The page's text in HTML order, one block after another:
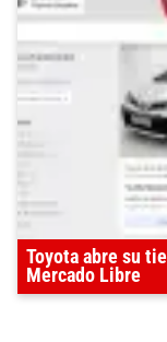
Toyota abre su
Mercado Libre